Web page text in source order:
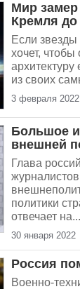
Мир замер
Кремля до
Если звезды
хочет,
из своих
3 февраля 2022
Большое
внешней
Глава
политики
отвечает на...
30 января 2022
Россия
Военно-